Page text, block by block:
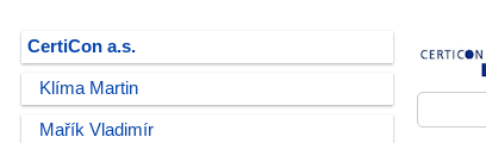
CertiCon a.s.
Klíma Martin
Mařík Vladimír